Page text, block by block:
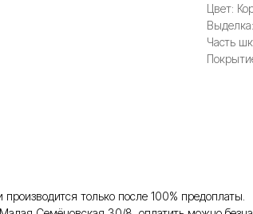
Цвет:
Часть
только после 100% предоплаты.